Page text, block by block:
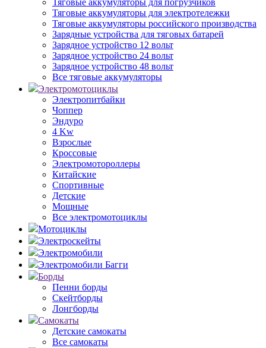
Тяговые аккумуляторы для погрузчиков
Тяговые аккумуляторы для электротележки
Тяговые аккумуляторы российского производства
Зарядные устройства для тяговых батарей
Зарядное устройство 12 вольт
Зарядное устройство 24 вольт
Зарядное устройство 48 вольт
Все тяговые аккумуляторы
Электромотоциклы
Электропитбайки
Чоппер
Эндуро
4 Kw
Взрослые
Кроссовые
Электромотороллеры
Китайские
Спортивные
Детские
Мощные
Все электромотоциклы
Мотоциклы
Электроскейты
Электромобили
Электромобили Багги
Борды
Пенни борды
Скейтборды
Лонгборды
Самокаты
Детские самокаты
Все самокаты